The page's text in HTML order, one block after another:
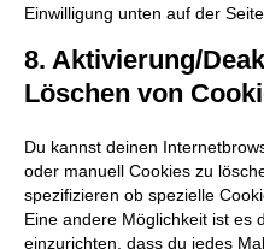
Einwilligung unten auf der
8. Aktivierung/
Löschen von
Du kannst deinen
oder manuell Cookies zu
spezifizieren ob spezielle
Eine andere Möglichkeit ist es
einzurichten, dass du jedes